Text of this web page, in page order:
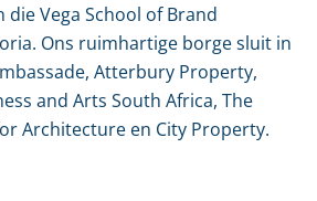
Vega School of Brand
Ons ruimhartige borge sluit in
Atterbury Property,
and Arts South Africa, The
Architecture en City Property.